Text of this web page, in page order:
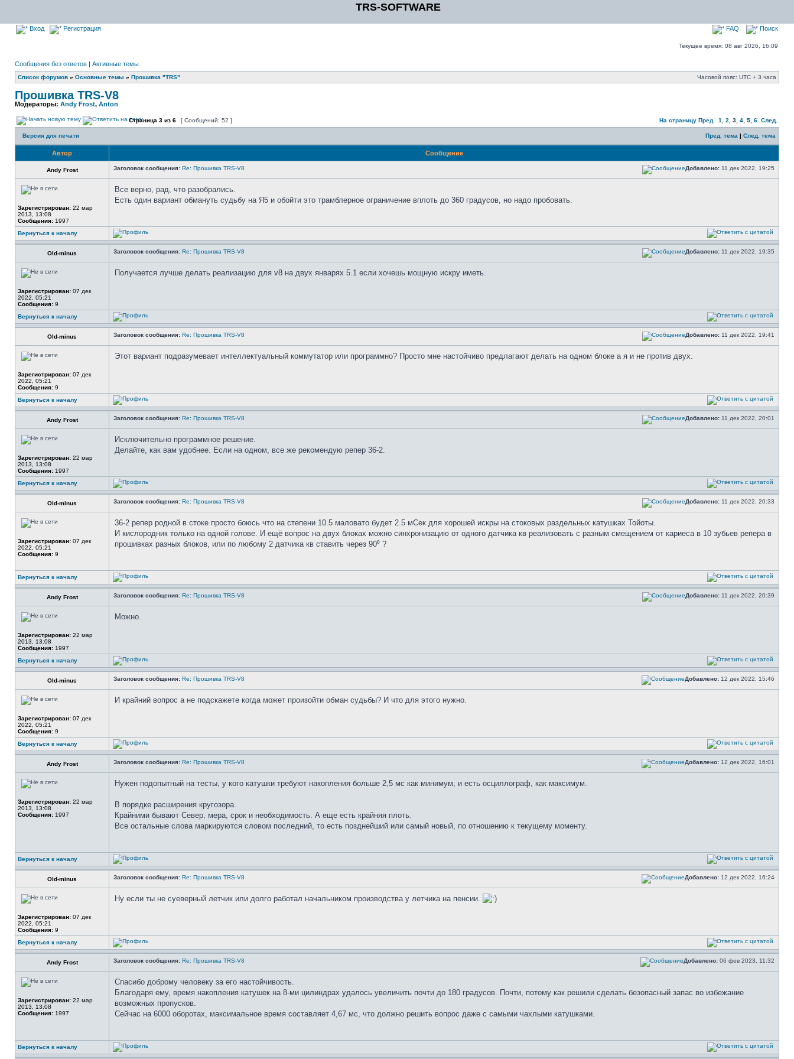
TRS-SOFTWARE
Вход Регистрация FAQ Поиск
Текущее время: 08 авг 2026, 16:09
Сообщения без ответов | Активные темы
Список форумов » Основные темы » Прошивка "TRS" Часовой пояс: UTC + 3 часа
Прошивка TRS-V8
Модераторы: Andy Frost, Anton
Страница 3 из 6 [ Сообщений: 52 ] На страницу Пред. 1 2 3 4 5 6 След.
Версия для печати Пред. тема | След. тема
Автор Сообщение
Andy Frost Заголовок сообщения: Re: Прошивка TRS-V8 Добавлено: 11 дек 2022, 19:25
Зарегистрирован: 22 мар
2013, 13:08
Сообщения: 1997
Все верно, рад, что разобрались.
Есть один вариант обмануть судьбу на Я5 и обойти это трамблерное ограничение вплоть до 360 градусов, но надо пробовать.
Вернуться к началу
Old-minus Заголовок сообщения: Re: Прошивка TRS-V8 Добавлено: 11 дек 2022, 19:35
Зарегистрирован: 07 дек
2022, 05:21
Сообщения: 9
Получается лучше делать реализацию для v8 на двух январях 5.1 если хочешь мощную искру иметь.
Вернуться к началу
Old-minus Заголовок сообщения: Re: Прошивка TRS-V8 Добавлено: 11 дек 2022, 19:41
Зарегистрирован: 07 дек
2022, 05:21
Сообщения: 9
Этот вариант подразумевает интеллектуальный коммутатор или программно? Просто мне настойчиво предлагают делать на одном блоке а я и не против двух.
Вернуться к началу
Andy Frost Заголовок сообщения: Re: Прошивка TRS-V8 Добавлено: 11 дек 2022, 20:01
Зарегистрирован: 22 мар
2013, 13:08
Сообщения: 1997
Исключительно программное решение.
Делайте, как вам удобнее. Если на одном, все же рекомендую репер 36-2.
Вернуться к началу
Old-minus Заголовок сообщения: Re: Прошивка TRS-V8 Добавлено: 11 дек 2022, 20:33
Зарегистрирован: 07 дек
2022, 05:21
Сообщения: 9
36-2 репер родной в стоке просто боюсь что на степени 10.5 маловато будет 2.5 мСек для хорошей искры на стоковых раздельных катушках Тойоты.
И кислородник только на одной голове. И ещё вопрос на двух блоках можно синхронизацию от одного датчика кв реализовать с разным смещением от кариеса в 10 зубьев репера в
прошивках разных блоков, или по любому 2 датчика кв ставить через 90⁰ ?
Вернуться к началу
Andy Frost Заголовок сообщения: Re: Прошивка TRS-V8 Добавлено: 11 дек 2022, 20:39
Зарегистрирован: 22 мар
2013, 13:08
Сообщения: 1997
Можно.
Вернуться к началу
Old-minus Заголовок сообщения: Re: Прошивка TRS-V8 Добавлено: 12 дек 2022, 15:46
Зарегистрирован: 07 дек
2022, 05:21
Сообщения: 9
И крайний вопрос а не подскажете когда может произойти обман судьбы? И что для этого нужно.
Вернуться к началу
Andy Frost Заголовок сообщения: Re: Прошивка TRS-V8 Добавлено: 12 дек 2022, 16:01
Зарегистрирован: 22 мар
2013, 13:08
Сообщения: 1997
Нужен подопытный на тесты, у кого катушки требуют накопления больше 2,5 мс как минимум, и есть осциллограф, как максимум.
В порядке расширения кругозора.
Крайними бывают Север, мера, срок и необходимость. А еще есть крайняя плоть.
Все остальные слова маркируются словом последний, то есть позднейший или самый новый, по отношению к текущему моменту.
Вернуться к началу
Old-minus Заголовок сообщения: Re: Прошивка TRS-V8 Добавлено: 12 дек 2022, 16:24
Зарегистрирован: 07 дек
2022, 05:21
Сообщения: 9
Ну если ты не суеверный летчик или долго работал начальником производства у летчика на пенсии.
Вернуться к началу
Andy Frost Заголовок сообщения: Re: Прошивка TRS-V8 Добавлено: 06 фев 2023, 11:32
Зарегистрирован: 22 мар
2013, 13:08
Сообщения: 1997
Спасибо доброму человеку за его настойчивость.
Благодаря ему, время накопления катушек на 8-ми цилиндрах удалось увеличить почти до 180 градусов. Почти, потому как решили сделать безопасный запас во избежание
возможных пропусков.
Сейчас на 6000 оборотах, максимальное время составляет 4,67 мс, что должно решить вопрос даже с самыми чахлыми катушками.
Вернуться к началу